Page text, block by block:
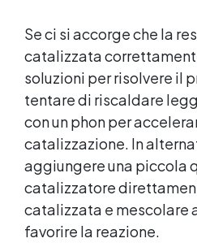
Se ci si accorge che la
catalizzata
soluzioni per risolvere il
tentare di riscaldare
con un phon per
catalizzazione. In
aggiungere una piccola
catalizzatore
catalizzata e mescolare
favorire la reazione.